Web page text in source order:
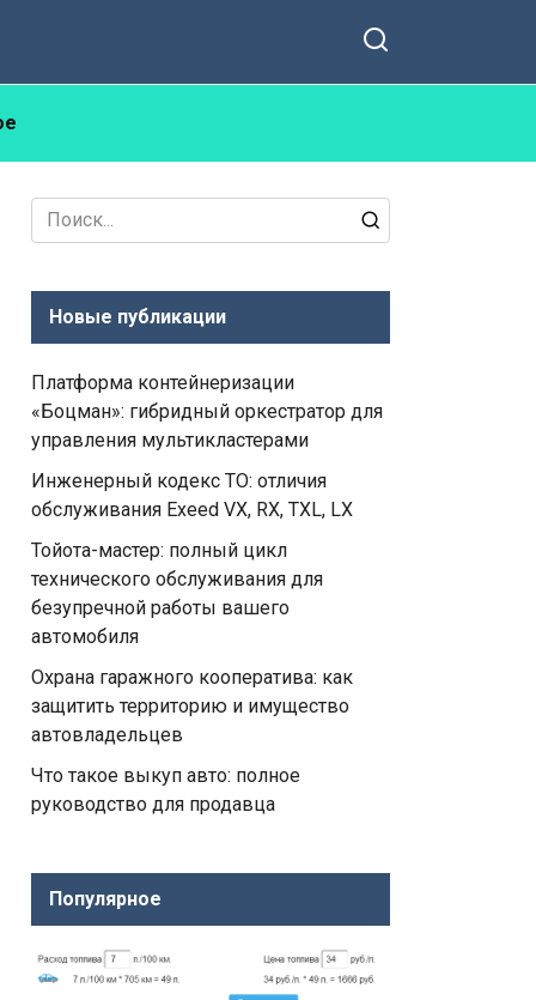
Search
for:
Новые публикации
Платформа контейнеризации
«Боцман»: гибридный оркестратор для
управления мультикластерами
Инженерный кодекс ТО: отличия
обслуживания Exeed VX, RX, TXL, LX
Тойота-мастер: полный цикл
технического обслуживания для
безупречной работы вашего
автомобиля
Охрана гаражного кооператива: как
защитить территорию и имущество
автовладельцев
Что такое выкуп авто: полное
руководство для продавца
Популярное